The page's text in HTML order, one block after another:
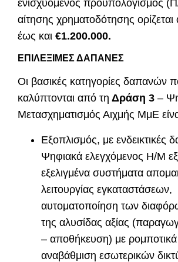
ενισχυόμενος προϋπολογισμός
αίτησης χρηματοδότησης
έως και €1.200.000.
ΕΠΙΛΕΞΙΜΕΣ ΔΑΠΑΝΕΣ
Οι βασικές κατηγορίες δαπανών
καλύπτονται από τη Δράση 3 –
Μετασχηματισμός Αιχμής ΜμΕ
Εξοπλισμός, με ενδεικτικές
Ψηφιακά ελεγχόμενος Η/Μ
εξελιγμένα συστήματα
λειτουργίας εγκαταστάσεων,
αυτοματοποίηση των
της αλυσίδας αξίας
– αποθήκευση) με
αναβάθμιση εσωτερικών